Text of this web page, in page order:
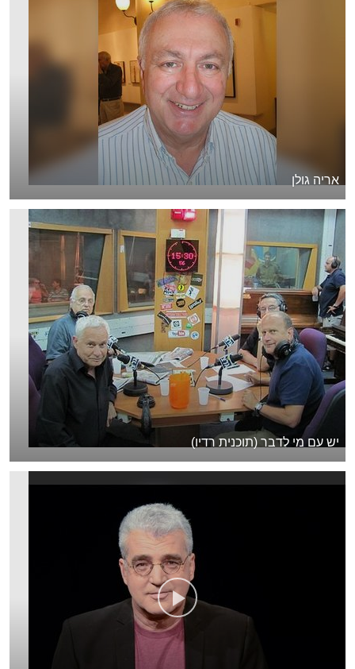
אריה גולן
יש עם מי לדבר (תוכנית רדיו)